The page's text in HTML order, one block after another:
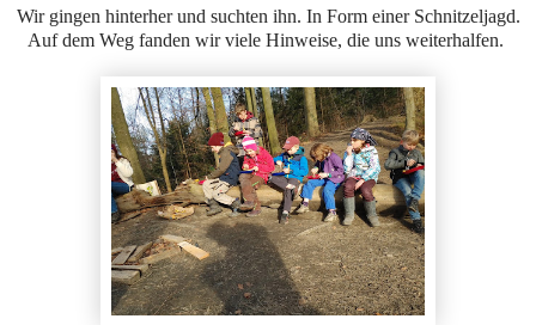
Wir gingen hinterher und suchten ihn. In Form einer Schnitzeljagd.
Auf dem Weg fanden wir viele Hinweise, die uns weiterhalfen.